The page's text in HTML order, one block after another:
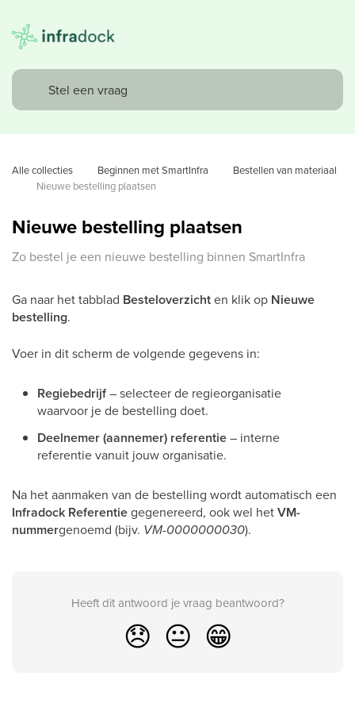
Alle collecties Beginnen met SmartInfra
Bestellen van materiaal
Nieuwe bestelling plaatsen
Nieuwe bestelling plaatsen
Zo bestel je een nieuwe bestelling binnen SmartInfra
Ga naar het tabblad Besteloverzichten klik op Nieuwe
bestelling.
Voer in dit scherm de volgende gegevens in:
Regiebedrijf– selecteer de regieorganisatie
waarvoor je de bestelling doet.
Deelnemer (aannemer) referentie– interne
referentie vanuit jouw organisatie.
Na het aanmaken van de bestelling wordt automatisch een
Infradock Referentiegegenereerd, ook wel hetVM-
nummergenoemd (bijv. VM-0000000030).
Heeft dit antwoord je vraag beantwoord?
😞 😐 😁